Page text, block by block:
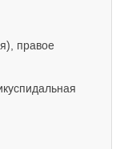
правое